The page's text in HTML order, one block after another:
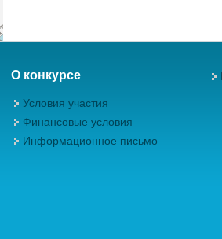
О конкурсе
Условия участия
Финансовые условия
Информационное письмо